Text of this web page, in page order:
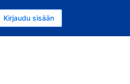
Kirjaudu sisään